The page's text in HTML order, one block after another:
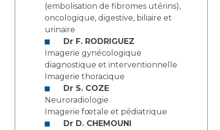
(embolisation de fibromes utérins),
oncologique, digestive, biliaire et
urinaire
Dr F. RODRIGUEZ
Imagerie gynécologique
diagnostique et interventionnelle
Imagerie thoracique
Dr S. COZE
Neuroradiologie
Imagerie fœtale et pédiatrique
Dr D. CHEMOUNI